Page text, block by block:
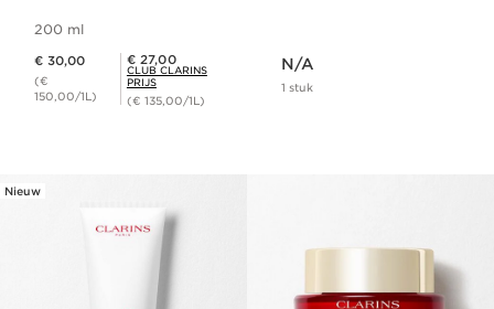
200 ml
€ 30,00
(€
150,00/1L)
Club Clarins Prijs € 27,00
€ 27,00
CLUB CLARINS
PRIJS
(€ 135,00/1L)
N/A
1 stuk
Nieuw